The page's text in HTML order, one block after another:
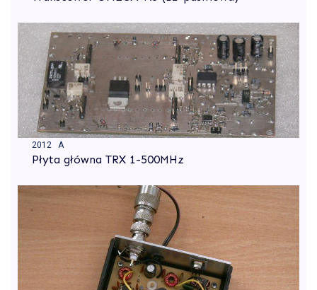
2012 A
Płyta główna TRX 1-500MHz